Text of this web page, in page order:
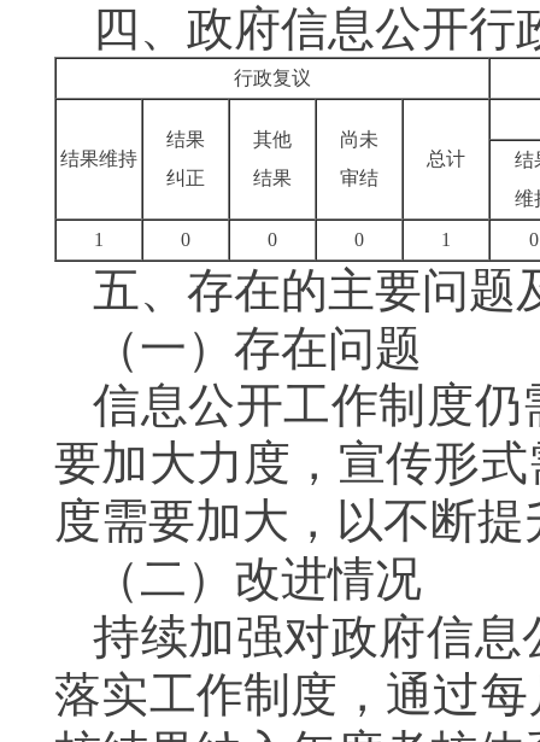
四、政府信息公开行
行政复议
结果维持
结果
纠正
其他
结果
尚未
审结
总计
结
维
1
0 0 0 1 0
五、存在的主要问题
（一）存在问题
信息公开工作制度仍
要加大力度，宣传形式
度需要加大，以不断
（二） 改进情况
持续加强对政府信
落实工作制度，通过